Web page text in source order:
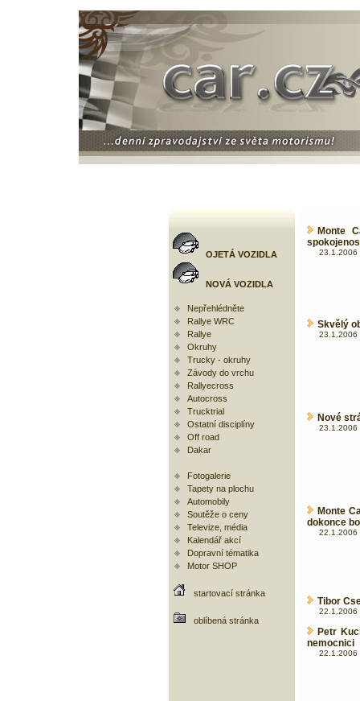
OJETÁ VOZIDLA
NOVÁ VOZIDLA
Nepřehlédněte
Rallye WRC
Rallye
Okruhy
Trucky - okruhy
Závody do vrchu
Rallyecross
Autocross
Trucktrial
Ostatní disciplíny
Off road
Dakar
Fotogalerie
Tapety na plochu
Automobily
Soutěže o ceny
Televize, média
Kalendář akcí
Dopravní tématika
Motor SHOP
startovací stránka
oblíbená stránka
Monte
23.1.2006
Skvělý
23.1.2006
Nové
23.1.2006
Monte
dokonce
22.1.2006
Tibor
22.1.2006
Petr
nemocnici
22.1.2006